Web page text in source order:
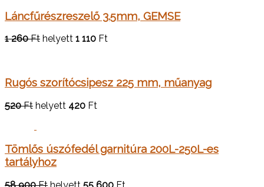
Láncfűrészreszelő 3.5mm, GEMSE
1 260 Ft helyett 1 110 Ft
Rugós szorítócsipesz 225 mm, műanyag
520 Ft helyett 420 Ft
Tömlős úszófedél garnitúra 200L-250L-es
tartályhoz